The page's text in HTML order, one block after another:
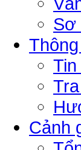
Sơ
Cảnh